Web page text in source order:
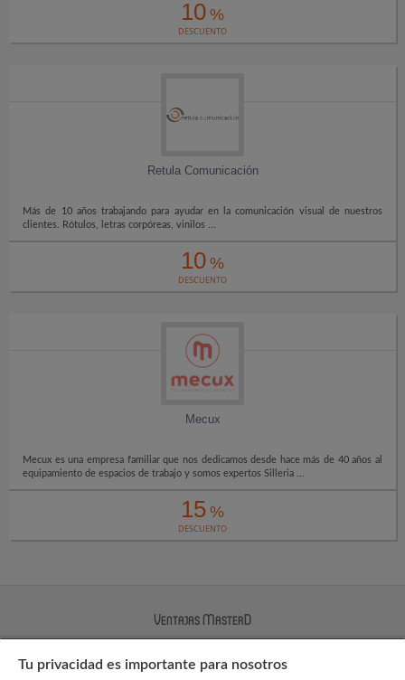
10 %
DESCUENTO
Retula Comunicación
Más de 10 años trabajando para ayudar en la comunicación visual de nuestros
clientes. Rótulos, letras corpóreas, vinilos ...
10 %
DESCUENTO
Mecux
Mecux es una empresa familiar que nos dedicamos desde hace más de 40 años al
equipamiento de espacios de trabajo y somos expertos Silleria ...
15 %
DESCUENTO
Ventajas MasterD
Tu privacidad es importante para nosotros